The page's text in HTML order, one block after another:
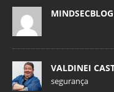
VALDINEI
segurança